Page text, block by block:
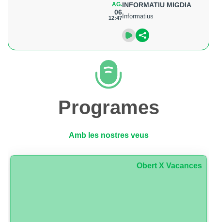
AG.
06
12:47
INFORMATIU MIGDIA
Informatius
Programes
Amb les nostres veus
Obert X Vacances